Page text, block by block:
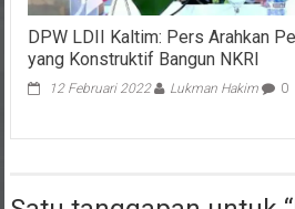
DPW LDII Kaltim: Pers Arahkan
yang Konstruktif Bangun NKRI
12 Februari 2022 Lukman Hakim 0